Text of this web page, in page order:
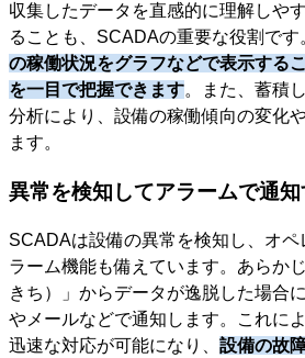
収集したデータを直感的に理解しや
ることも、SCADAの重要な役割です
の稼働状況をグラフなどで表示する
を一目で把握できます。また、蓄積
分析により、設備の稼働傾向の変化
ます。
異常を検知してアラームで通知
SCADAは設備の異常を検知し、オ
ラーム機能も備えています。あらか
きち）」からデータが逸脱した場合
やメールなどで通知します。これに
迅速な対応が可能になり、 設備の故